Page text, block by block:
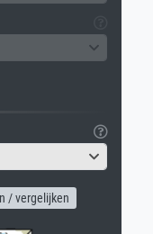
/ vergelijken